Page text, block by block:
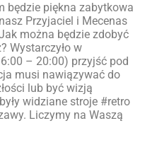
będzie piękna zabytkowa
Przyjaciel i Mecenas
można będzie zdobyć
Wystarczyło w
– 20:00) przyjść pod
musi nawiązywać do
lub być wizją
widziane stroje #retro
Liczymy na Waszą